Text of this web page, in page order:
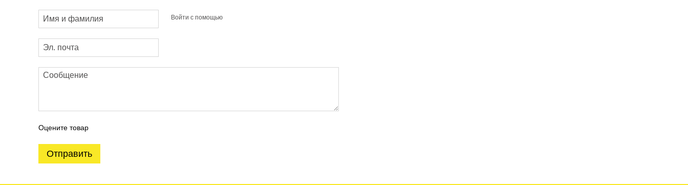
Войти с помощью
Оцените товар
Отправить